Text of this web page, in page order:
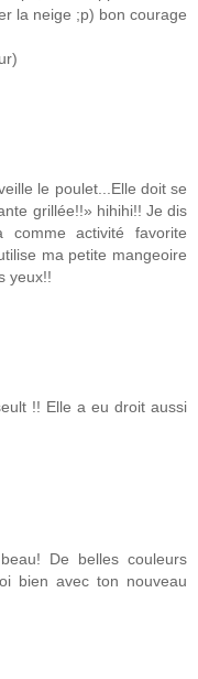
la neige ;p) bon courage
le poulet...Elle doit se
grillée!!» hihihi!! Je dis
activité favorite
ma petite mangeoire
yeux!!
!! Elle a eu droit aussi
De belles couleurs
bien avec ton nouveau